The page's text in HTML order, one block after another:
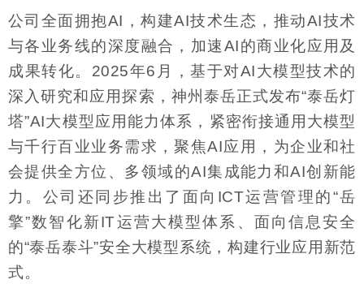
公司全面拥抱AI，构建AI技术生态，推动AI技术
与各业务线的深度融合，加速AI的商业化应用及
成果转化。2025年6月，基于对AI大模型技术的
深入研究和应用探索，神州泰岳正式发布“泰岳灯
塔”AI大模型应用能力体系，紧密衔接通用大模型
与千行百业业务需求，聚焦AI应用，为企业和社
会提供全方位、多领域的AI集成能力和AI创新能
力。公司还同步推出了面向ICT运营管理的“岳
擎”数智化新IT运营大模型体系、面向信息安全
的“泰岳泰斗”安全大模型系统，构建行业应用新范
式。